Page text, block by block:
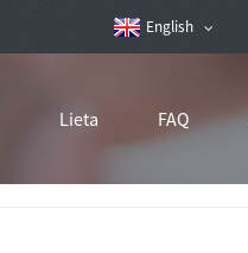
English
Lieta FAQ